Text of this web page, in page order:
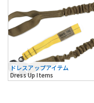
ドレスアップアイテム
Dress Up Items